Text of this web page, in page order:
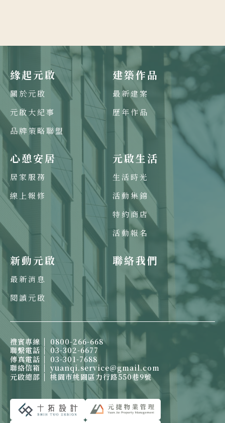
緣起元啟
關於元啟
元啟大紀事
品牌策略聯盟
建築作品
最新建案
歷年作品
心憩安居
居家服務
線上報修
元啟生活
生活時光
活動集錦
特約商店
活動報名
新動元啟
最新消息
閱讀元啟
聯絡我們
禮賓專線
0800-266-668
聯繫電話
03-302-6677
傳真電話
03-301-7688
聯絡信箱
yuanqi.service@gmail.com
元啟總部
桃園市桃園區力行路550巷9號